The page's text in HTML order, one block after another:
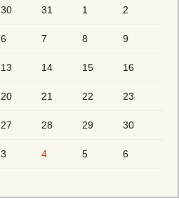
30 31 1 2
6 7 8 9
13 14 15 16
20 21 22 23
27 28 29 30
3 4 5 6